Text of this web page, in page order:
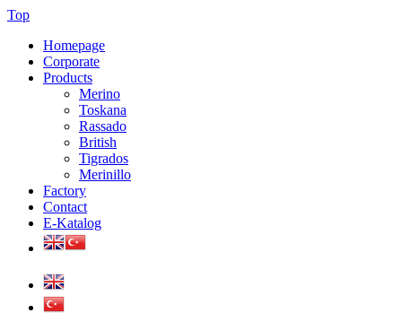
Top
Homepage
Corporate
Products
Merino
Toskana
Rassado
British
Tigrados
Merinillo
Factory
Contact
E-Katalog